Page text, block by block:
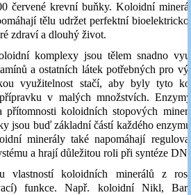
červené krevní buňky. Koloidní
tělu udržet perfektní
zdraví a dlouhý život.
komplexy jsou tělem snadno
a ostatních látek potřebných pro
využitelnost stačí, aby byly tyto
v malých množstvích.
přítomnosti koloidních stopových
jsou buď základní částí každého
minerály také napomáhají
a hrají důležitou roli při syntéze
vlastností koloidních minerálů z
funkce. Např. koloidní Nikl,